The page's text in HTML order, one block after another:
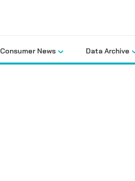
Consumer News Data Archive